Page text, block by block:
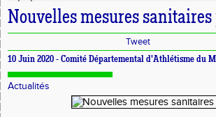
Nouvelles mesures
Tweet
10 Juin 2020 - Comité Départemental d'Athlétisme du
Actualités